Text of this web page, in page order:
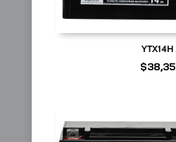
YTX14H
$38,35